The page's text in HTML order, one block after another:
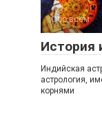
Обо всем
История
Индийская
астрология,
корнями